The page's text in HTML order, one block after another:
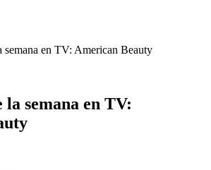
semana en TV: American Beauty
semana en TV: